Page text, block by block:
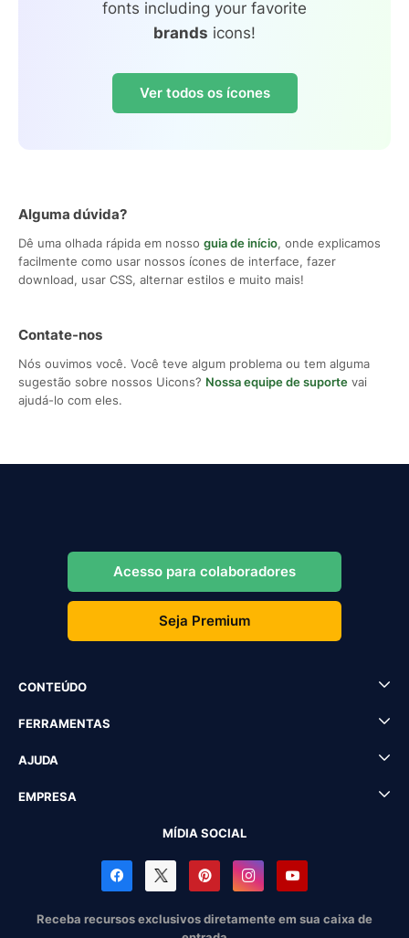
fonts including your favorite
brands icons!
Ver todos os ícones
Alguma dúvida?
Dê uma olhada rápida em nosso guia de início, onde explicamos
facilmente como usar nossos ícones de interface, fazer
download, usar CSS, alternar estilos e muito mais!
Contate-nos
Nós ouvimos você. Você teve algum problema ou tem alguma
sugestão sobre nossos Uicons? Nossa equipe de suporte vai
ajudá-lo com eles.
Acesso para colaboradores
Seja Premium
CONTEÚDO
FERRAMENTAS
AJUDA
EMPRESA
MÍDIA SOCIAL
Receba recursos exclusivos diretamente em sua caixa de